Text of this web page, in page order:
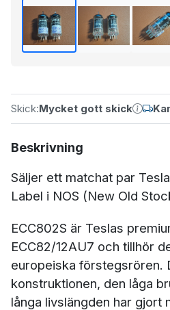
Skick:Mycket gott skick
Beskrivning
Säljer ett matchat par
Label i NOS (New Old
ECC802S är Teslas
ECC82/12AU7 och tillhör
europeiska förstegsrören.
konstruktionen, den låga
långa livslängden har gjort